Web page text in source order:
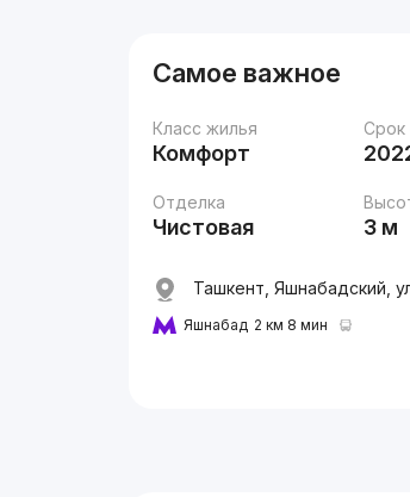
Самое важное
Класс жилья
Комфорт
Срок
Отделка
Чистовая 3 м
Ташкент, Яшнабадский,
Яшнабад 2 км 8 мин